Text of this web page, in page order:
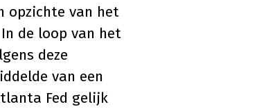
opzichte van het
de loop van het
deze
van een
Fed gelijk